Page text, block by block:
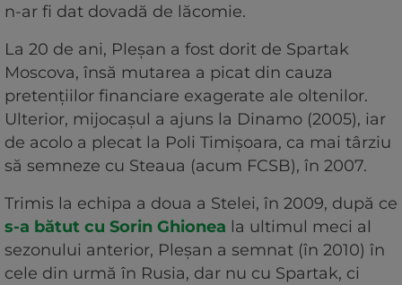
n-ar fi dat dovadă de lăcomie.
La 20 de ani, Pleșan a fost dorit de Spartak
Moscova, însă mutarea a picat din cauza
pretențiilor financiare exagerate ale oltenilor.
Ulterior, mijocașul a ajuns la Dinamo (2005), iar
de acolo a plecat la Poli Timișoara, ca mai târziu
să semneze cu Steaua (acum FCSB), în 2007.
Trimis la echipa a doua a Stelei, în 2009, după ce
s-a bătut cu Sorin Ghionea la ultimul meci al
sezonului anterior, Pleșan a semnat (în 2010) în
cele din urmă în Rusia, dar nu cu Spartak, ci